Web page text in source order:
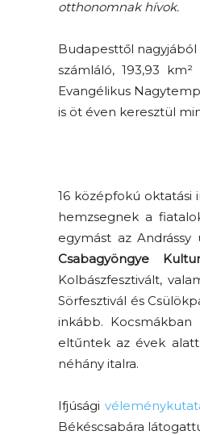
otthonomnak hívok.
Budapesttől
számláló, 193,93
Evangélikus
is öt éven keresztül
16 középfokú oktatási
hemzsegnek a
egymást az
Csabagyöngye
Kolbászfesztivált,
Sörfesztivál és
inkább. Kocsmákban
eltűntek az évek
néhány italra.
Ifjúsági
Békéscsabára